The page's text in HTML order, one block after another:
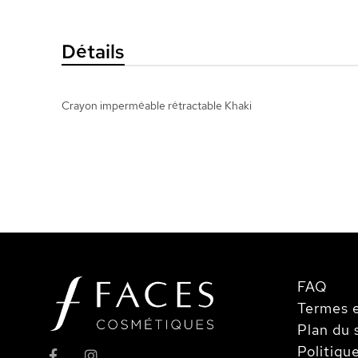
d’imagesDétails
Crayon imperméable rétractable Khaki
FAQ
Termes
Plan du